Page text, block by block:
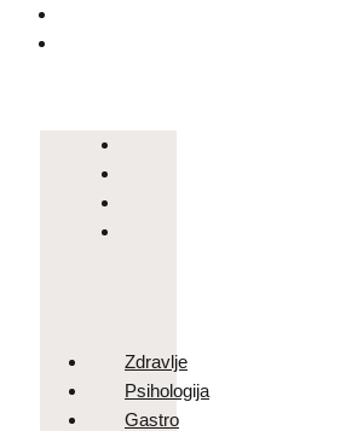
Zdravlje
Psihologija
Gastro